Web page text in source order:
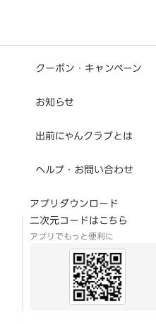
クーポン・キャンペーン
お知らせ
出前にゃんクラブとは
ヘルプ・お問い合わせ
アプリダウンロード
二次元コードはこちら
アプリでもっと便利に